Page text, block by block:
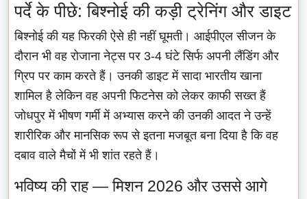
पर्दे के पीछे: बिश्नोई की कड़ी ट्रेनिंग और डाइट
बिश्नोई की यह फिरकी ऐसे ही नहीं घूमती। आईपीएल सीजन के
दौरान भी वह रोजाना नेट्स पर 3-4 घंटे सिर्फ अपनी लैंडिंग और
ग्रिप पर काम करते हैं। उनकी डाइट में सादा भारतीय खाना
शामिल है लेकिन वह अपनी फिटनेस को लेकर काफी सख्त हैं
जोधपुर में भीषण गर्मी में अभ्यास करने की उनकी आदत ने उन्हें
शारीरिक और मानसिक रूप से इतना मजबूत बना दिया है कि वह
दबाव वाले मैचों में भी शांत रहते हैं।
भविष्य की राह — मिशन 2026 और उससे आगे